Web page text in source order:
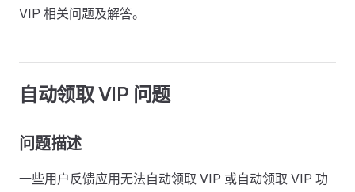
VIP 相关问题及解答。
自动领取 VIP 问题
问题描述
一些用户反馈应用无法自动领取 VIP 或自动领取 VIP 功